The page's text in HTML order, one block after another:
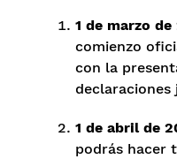
1 de marzo de
comienzo
con la
declaraciones
1 de abril de
podrás hacer